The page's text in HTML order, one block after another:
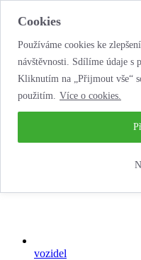
Cookies
Používáme cookies ke
návštěvnosti. Sdílíme údaje s
Kliknutím na „Přijmout vše“
použitím. Více o cookies.
vozidel